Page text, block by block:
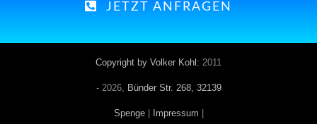
JETZT ANFRAGEN
Copyright by Volker Kohl: 2011
- 2026, Bünder Str. 268, 32139
Spenge| Impressum